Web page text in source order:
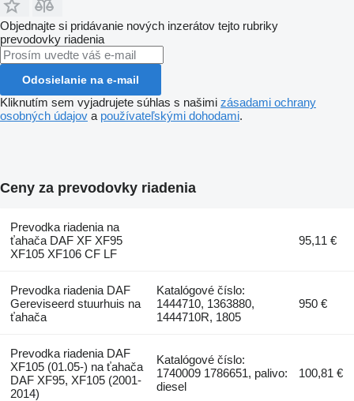
Objednajte si pridávanie nových inzerátov tejto rubriky
prevodovky riadenia
Odosielanie na e-mail
Kliknutím sem vyjadrujete súhlas s našimi zásadami ochrany
osobných údajov a používateľskými dohodami.
Ceny za prevodovky riadenia
Prevodka riadenia na
ťahača DAF XF XF95
XF105 XF106 CF LF
95,11 €
Prevodka riadenia DAF
Gereviseerd stuurhuis na
ťahača
Katalógové číslo:
1444710, 1363880,
1444710R, 1805
950 €
Prevodka riadenia DAF
XF105 (01.05-) na ťahača
DAF XF95, XF105 (2001-
2014)
Katalógové číslo:
1740009 1786651, palivo:
diesel
100,81 €